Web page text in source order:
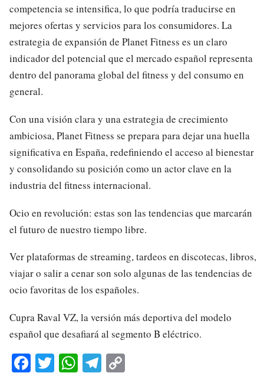
competencia se intensifica, lo que podría traducirse en
mejores ofertas y servicios para los consumidores. La
estrategia de expansión de Planet Fitness es un claro
indicador del potencial que el mercado español representa
dentro del panorama global del fitness y del consumo en
general.
Con una visión clara y una estrategia de crecimiento
ambiciosa, Planet Fitness se prepara para dejar una huella
significativa en España, redefiniendo el acceso al bienestar
y consolidando su posición como un actor clave en la
industria del fitness internacional.
Ocio en revolución: estas son las tendencias que marcarán
el futuro de nuestro tiempo libre.
Ver plataformas de streaming, tardeos en discotecas, libros,
viajar o salir a cenar son solo algunas de las tendencias de
ocio favoritas de los españoles.
Cupra Raval VZ, la versión más deportiva del modelo
español que desafiará al segmento B eléctrico.
Fa T W Te